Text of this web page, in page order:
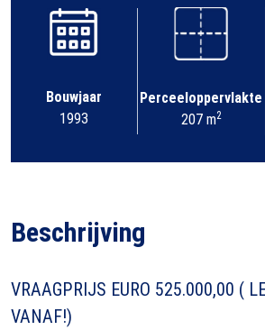
Bouwjaar
1993
Perceeloppervlakte
207 m2
Beschrijving
VRAAGPRIJS EURO 525.000,00 (
VANAF!)